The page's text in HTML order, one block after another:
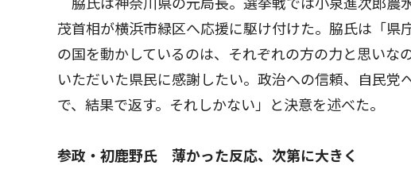
茂首相が横浜市緑区へ応援に駆け付けた。脇氏は「県
の国を動かしているのは、それぞれの方の力と思いな
いただいた県民に感謝したい。政治への信頼、自民
で、結果で返す。それしかない」と決意を述べた。
参政・初鹿野氏 薄かった反応、次第に大きく